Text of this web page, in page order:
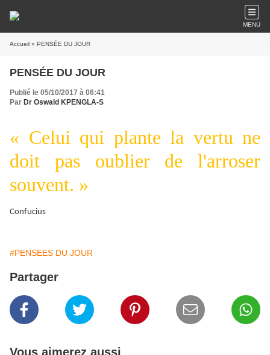
MENU
Accueil » PENSÉE DU JOUR
PENSÉE DU JOUR
Publié le 05/10/2017 à 06:41
Par Dr Oswald KPENGLA-S
« Celui qui plante la vertu ne
doit pas oublier de l'arroser
souvent. »
Confucius
#PENSEES DU JOUR
Partager
Vous aimerez aussi